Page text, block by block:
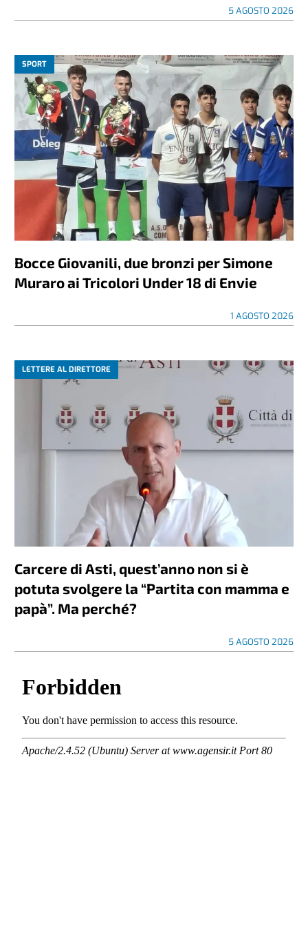
5 AGOSTO 2026
SPORT
Bocce Giovanili, due bronzi per Simone
Muraro ai Tricolori Under 18 di Envie
1 AGOSTO 2026
LETTERE AL DIRETTORE
Carcere di Asti, quest’anno non si è
potuta svolgere la “Partita con mamma e
papà”. Ma perché?
5 AGOSTO 2026